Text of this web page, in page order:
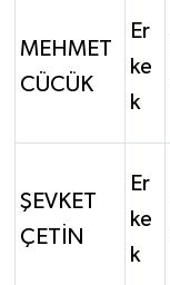
MEHMET
CÜCÜK
Er
ke
k
ŞEVKET
ÇETİN
Er
ke
k